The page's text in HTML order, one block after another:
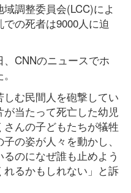
調整委員会(LCC)によ
の死者は9000人に迫
CNNのニュースでホ
しむ民間人を砲撃してい
当たって死亡した幼児
んの子どもたちが犠牲
の姿が人々を動かし、
のになぜ誰も止めよう
るかもしれない」と訴